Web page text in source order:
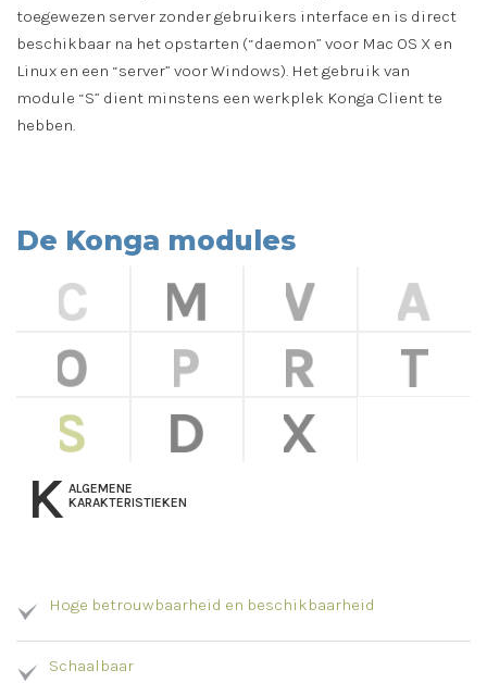
toegewezen server zonder gebruikers interface en is direct
beschikbaar na het opstarten (“daemon” voor Mac OS X en
Linux en een “server” voor Windows). Het gebruik van
module “S” dient minstens een werkplek Konga Client te
hebben.
De Konga modules
K ALGEMENE
KARAKTERISTIEKEN
Hoge betrouwbaarheid en beschikbaarheid
Schaalbaar